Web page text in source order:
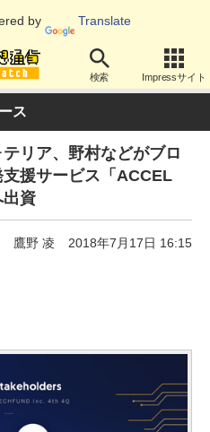
by Translate
検索 Impressサイト
ス
リア、野村などがブロ
援サービス「ACCEL
資
鷹野 凌 2018年7月17日 16:15